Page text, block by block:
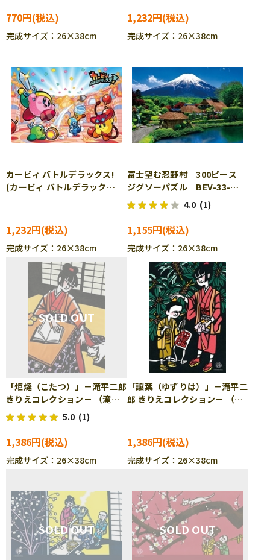
770円
完成サイズ：26×38cm
1,232円
完成サイズ：26×38cm
カービィ バトルデラックス!
(カービィ バトルデラック
1,232円
完成サイズ：26×38cm
富士望む忍野村 300ピース
ジグソーパズル BEV-33-
145 ［CP-TM］
4.0 (1)
1,155円
完成サイズ：26×38cm
「炬燵（こたつ）」－滝平二郎
きりえコレクション－ （滝平
二郎） 300ピース ジグソー
パズル CUT-300-163
5.0 (1)
1,386円
完成サイズ：26×38cm
「譲葉（ゆずりは）」－滝平二
郎 きりえコレクション－ （滝
1,386円
完成サイズ：26×38cm